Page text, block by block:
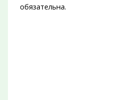
обязательна.